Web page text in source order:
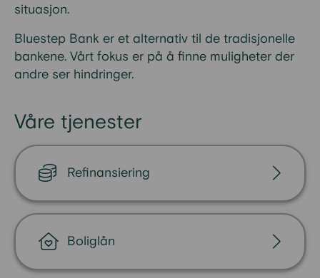
situasjon.
Bluestep Bank er et alternativ til de tradisjonelle
bankene. Vårt fokus er på å finne muligheter der
andre ser hindringer.
Våre tjenester
Refinansiering
Boliglån